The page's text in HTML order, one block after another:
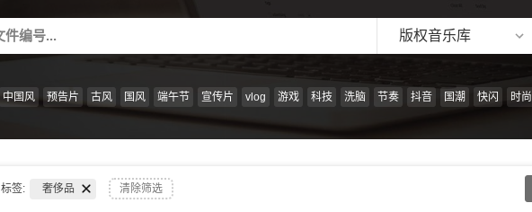
版权音乐库
中国风 预告片 古风 国风 端午节 宣传片 vlog 游戏 科技 洗脑 节奏 抖音 国潮 快闪 时尚
标签: 奢侈品 清除筛选